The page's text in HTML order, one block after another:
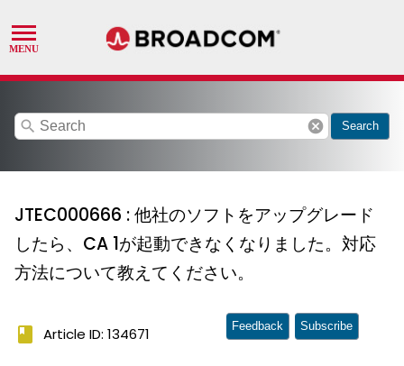
search cancel Search
JTEC000666 : 他社のソフトをアップグレード
したら、CA 1が起動できなくなりました。対応
方法について教えてください。
book Article ID: 134671 Feedback Subscribe